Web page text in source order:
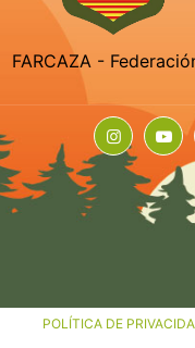
FARCAZA -
POLÍTICA DE